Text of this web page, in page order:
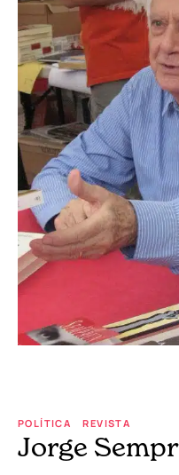
POLÍTICA REVISTA
Jorge